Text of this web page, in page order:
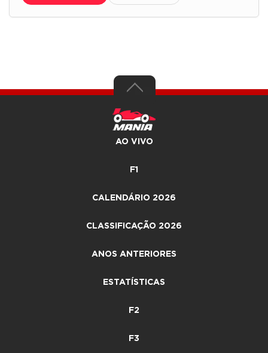
AO VIVO
F1
CALENDÁRIO 2026
CLASSIFICAÇÃO 2026
ANOS ANTERIORES
ESTATÍSTICAS
F2
F3